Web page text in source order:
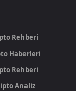
Rehberi
Haberleri
Rehberi
Analiz